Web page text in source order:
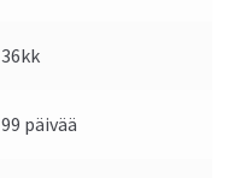
36kk
99 päivää